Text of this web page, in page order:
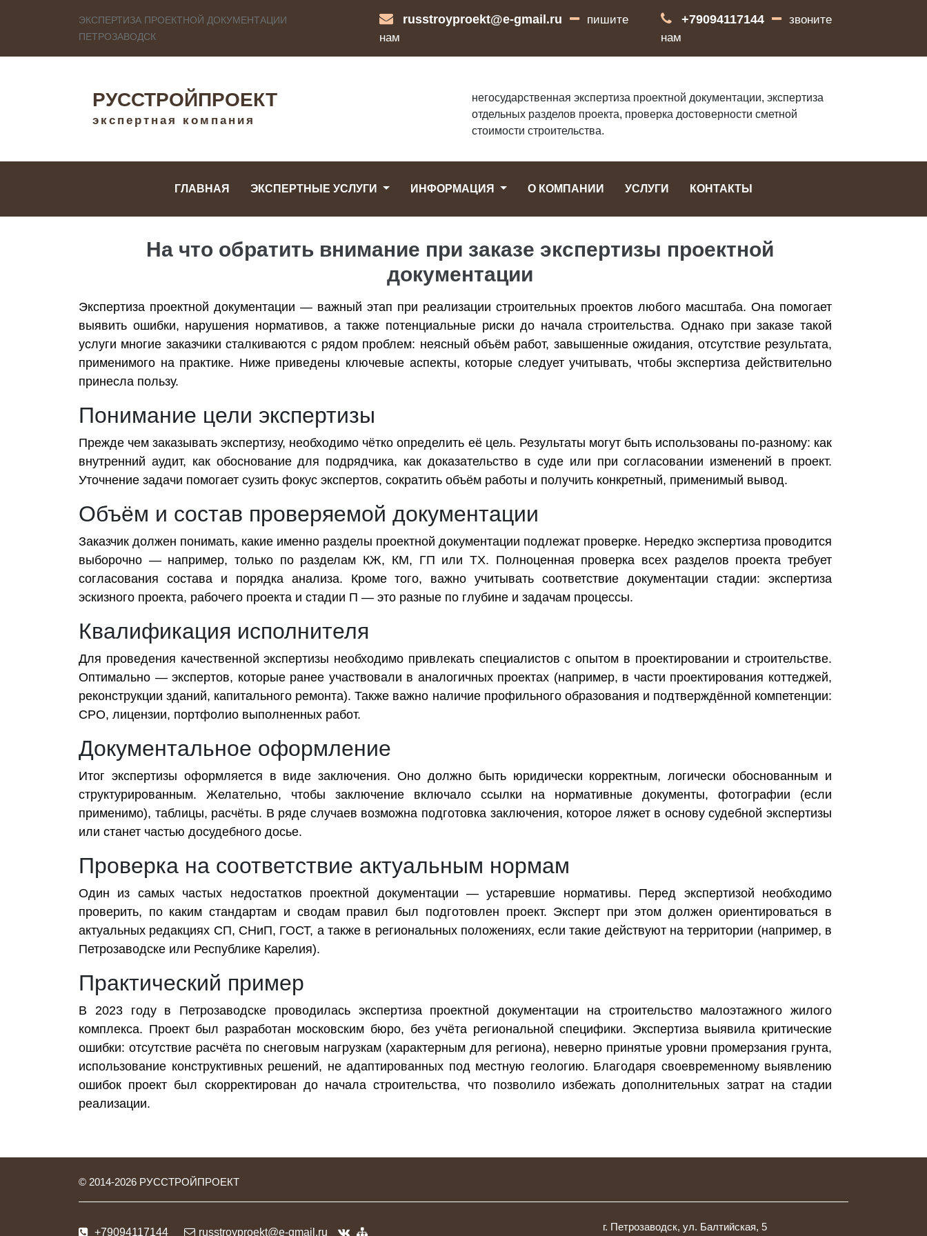
ЭКСПЕРТИЗА ПРОЕКТНОЙ ДОКУМЕНТАЦИИ
ПЕТРОЗАВОДСК
russtroyproekt@e-gmail.ru
пишите
нам
+79094117144
звоните
нам
РУССТРОЙПРОЕКТ
экспертная компания
негосударственная экспертиза проектной документации, экспертиза
отдельных разделов проекта, проверка достоверности сметной
стоимости строительства.
ГЛАВНАЯ ЭКСПЕРТНЫЕ УСЛУГИ ИНФОРМАЦИЯ О КОМПАНИИ УСЛУГИ КОНТАКТЫ
На что обратить внимание при заказе экспертизы проектной
документации
Экспертиза проектной документации — важный этап при реализации строительных проектов любого масштаба. Она помогает
выявить ошибки, нарушения нормативов, а также потенциальные риски до начала строительства. Однако при заказе такой
услуги многие заказчики сталкиваются с рядом проблем: неясный объём работ, завышенные ожидания, отсутствие результата,
применимого на практике. Ниже приведены ключевые аспекты, которые следует учитывать, чтобы экспертиза действительно
принесла пользу.
Понимание цели экспертизы
Прежде чем заказывать экспертизу, необходимо чётко определить её цель. Результаты могут быть использованы по-разному: как
внутренний аудит, как обоснование для подрядчика, как доказательство в суде или при согласовании изменений в проект.
Уточнение задачи помогает сузить фокус экспертов, сократить объём работы и получить конкретный, применимый вывод.
Объём и состав проверяемой документации
Заказчик должен понимать, какие именно разделы проектной документации подлежат проверке. Нередко экспертиза проводится
выборочно — например, только по разделам КЖ, КМ, ГП или ТХ. Полноценная проверка всех разделов проекта требует
согласования состава и порядка анализа. Кроме того, важно учитывать соответствие документации стадии: экспертиза
эскизного проекта, рабочего проекта и стадии П — это разные по глубине и задачам процессы.
Квалификация исполнителя
Для проведения качественной экспертизы необходимо привлекать специалистов с опытом в проектировании и строительстве.
Оптимально — экспертов, которые ранее участвовали в аналогичных проектах (например, в части проектирования коттеджей,
реконструкции зданий, капитального ремонта). Также важно наличие профильного образования и подтверждённой компетенции:
СРО, лицензии, портфолио выполненных работ.
Документальное оформление
Итог экспертизы оформляется в виде заключения. Оно должно быть юридически корректным, логически обоснованным и
структурированным. Желательно, чтобы заключение включало ссылки на нормативные документы, фотографии (если
применимо), таблицы, расчёты. В ряде случаев возможна подготовка заключения, которое ляжет в основу судебной экспертизы
или станет частью досудебного досье.
Проверка на соответствие актуальным нормам
Один из самых частых недостатков проектной документации — устаревшие нормативы. Перед экспертизой необходимо
проверить, по каким стандартам и сводам правил был подготовлен проект. Эксперт при этом должен ориентироваться в
актуальных редакциях СП, СНиП, ГОСТ, а также в региональных положениях, если такие действуют на территории (например, в
Петрозаводске или Республике Карелия).
Практический пример
В 2023 году в Петрозаводске проводилась экспертиза проектной документации на строительство малоэтажного жилого
комплекса. Проект был разработан московским бюро, без учёта региональной специфики. Экспертиза выявила критические
ошибки: отсутствие расчёта по снеговым нагрузкам (характерным для региона), неверно принятые уровни промерзания грунта,
использование конструктивных решений, не адаптированных под местную геологию. Благодаря своевременному выявлению
ошибок проект был скорректирован до начала строительства, что позволило избежать дополнительных затрат на стадии
реализации.
© 2014-2026 РУССТРОЙПРОЕКТ
+79094117144 russtroyproekt@e-gmail.ru г. Петрозаводск, ул. Балтийская, 5